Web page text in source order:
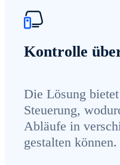
Kontrolle
Die Lösung
Steuerung,
Abläufe in
gestalten können.